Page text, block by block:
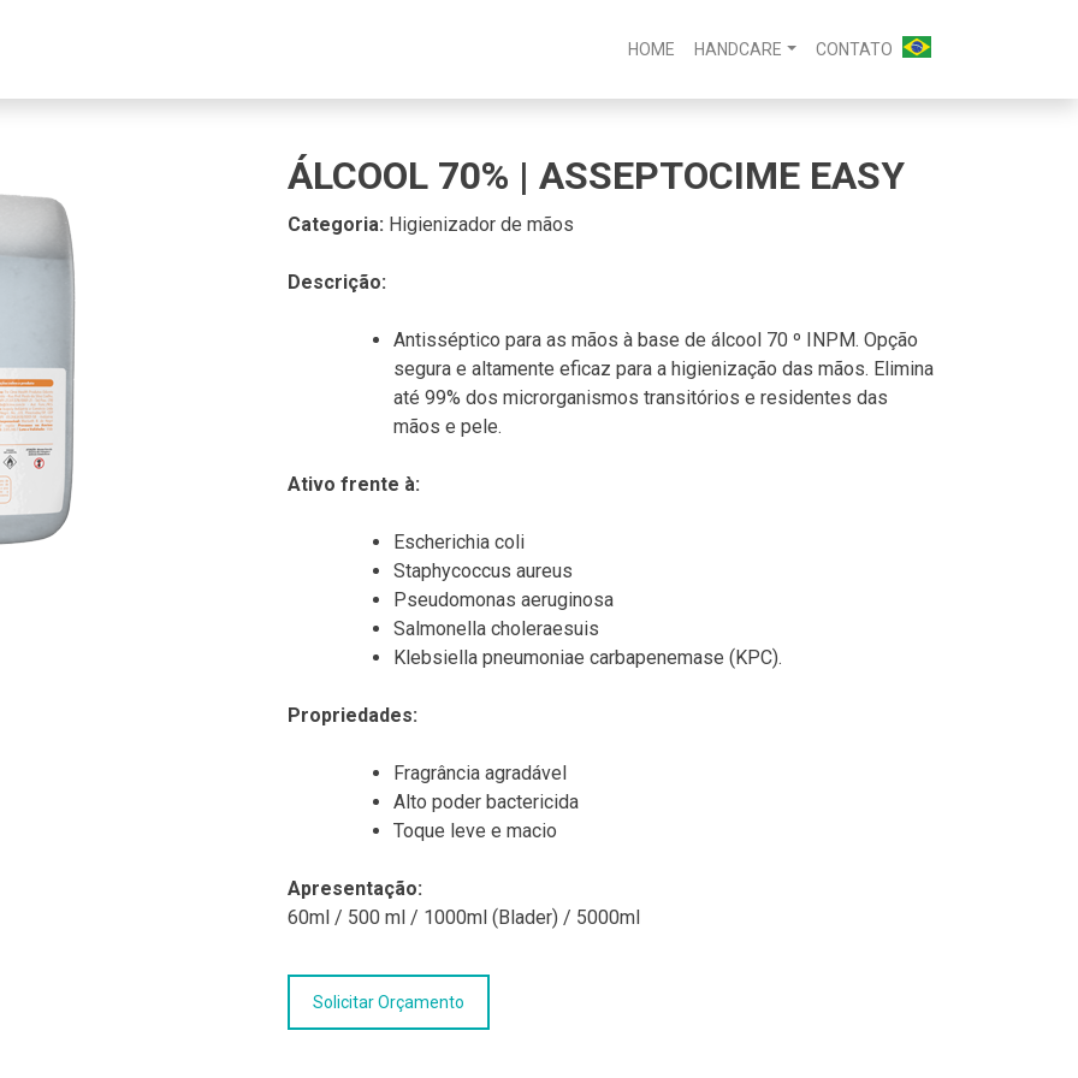
HOME HANDCARE CONTATO
ÁLCOOL 70% | ASSEPTOCIME EASY
Categoria: Higienizador de mãos
Descrição:
Antisséptico para as mãos à base de álcool 70 º INPM. Opção
segura e altamente eficaz para a higienização das mãos. Elimina
até 99% dos microrganismos transitórios e residentes das
mãos e pele.
Ativo frente à:
Escherichia coli
Staphycoccus aureus
Pseudomonas aeruginosa
Salmonella choleraesuis
Klebsiella pneumoniae carbapenemase (KPC).
Propriedades:
Fragrância agradável
Alto poder bactericida
Toque leve e macio
Apresentação:
60ml / 500 ml / 1000ml (Blader) / 5000ml
Solicitar Orçamento